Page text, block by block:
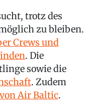
trotz des
zu bleiben.
Crews und
. Die
sowie die
. Zudem
Air Baltic.